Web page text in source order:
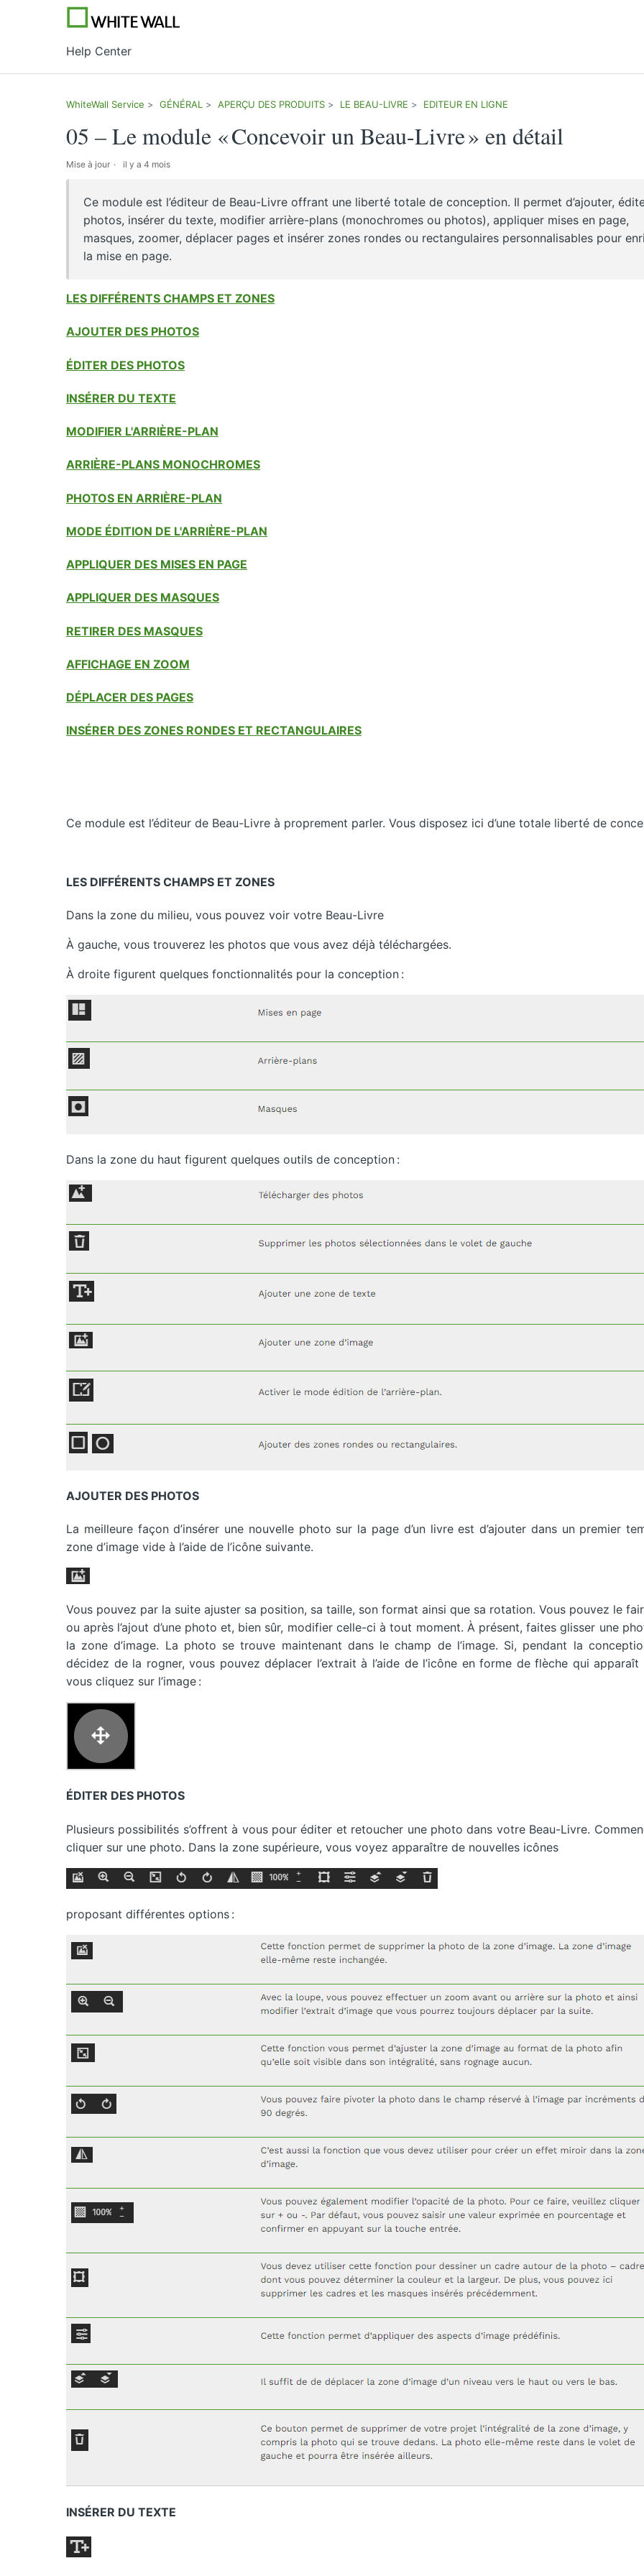
Help Center
WhiteWall Service GÉNÉRAL APERÇU DES PRODUITS LE BEAU-LIVRE EDITEUR EN LIGNE
05 – Le module « Concevoir un Beau-Livre » en détail
Mise à jour il y a 4 mois
Ce module est l’éditeur de Beau-Livre offrant une liberté totale de conception. Il permet d’ajouter,
photos, insérer du texte, modifier arrière-plans (monochromes ou photos), appliquer mises en page,
masques, zoomer, déplacer pages et insérer zones rondes ou rectangulaires personnalisables pour
la mise en page.
LES DIFFÉRENTS CHAMPS ET ZONES
AJOUTER DES PHOTOS
ÉDITER DES PHOTOS
INSÉRER DU TEXTE
MODIFIER L'ARRIÈRE-PLAN
ARRIÈRE-PLANS MONOCHROMES
PHOTOS EN ARRIÈRE-PLAN
MODE ÉDITION DE L'ARRIÈRE-PLAN
APPLIQUER DES MISES EN PAGE
APPLIQUER DES MASQUES
RETIRER DES MASQUES
AFFICHAGE EN ZOOM
DÉPLACER DES PAGES
INSÉRER DES ZONES RONDES ET RECTANGULAIRES
Ce module est l’éditeur de Beau-Livre à proprement parler. Vous disposez ici d’une totale liberté de
LES DIFFÉRENTS CHAMPS ET ZONES
Dans la zone du milieu, vous pouvez voir votre Beau-Livre
À gauche, vous trouverez les photos que vous avez déjà téléchargées.
À droite figurent quelques fonctionnalités pour la conception :
Dans la zone du haut figurent quelques outils de conception :
AJOUTER DES PHOTOS
La meilleure façon d’insérer une nouvelle photo sur la page d’un livre est d’ajouter dans un premier
zone d’image vide à l’aide de l’icône suivante.
Vous pouvez par la suite ajuster sa position, sa taille, son format ainsi que sa rotation. Vous pouvez le
ou après l’ajout d’une photo et, bien sûr, modifier celle-ci à tout moment. À présent, faites glisser une
la zone d’image. La photo se trouve maintenant dans le champ de l’image. Si, pendant la
décidez de la rogner, vous pouvez déplacer l’extrait à l’aide de l’icône en forme de flèche qui apparaît
vous cliquez sur l’image :
ÉDITER DES PHOTOS
Plusieurs possibilités s’offrent à vous pour éditer et retoucher une photo dans votre Beau-Livre.
cliquer sur une photo. Dans la zone supérieure, vous voyez apparaître de nouvelles icônes
proposant différentes options :
INSÉRER DU TEXTE